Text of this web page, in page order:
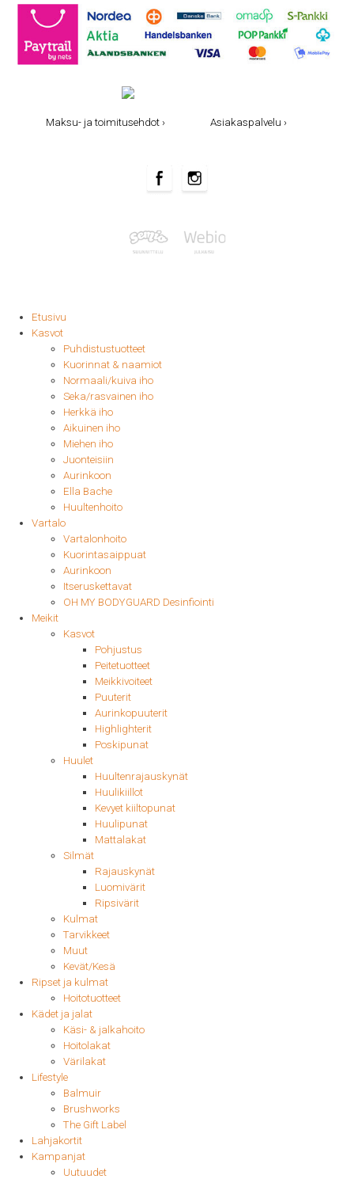
Maksu- ja toimitusehdot › Asiakaspalvelu ›
Etusivu
Kasvot
Puhdistustuotteet
Kuorinnat & naamiot
Normaali/kuiva iho
Seka/rasvainen iho
Herkkä iho
Aikuinen iho
Miehen iho
Juonteisiin
Aurinkoon
Ella Bache
Huultenhoito
Vartalo
Vartalonhoito
Kuorintasaippuat
Aurinkoon
Itseruskettavat
OH MY BODYGUARD Desinfiointi
Meikit
Kasvot
Pohjustus
Peitetuotteet
Meikkivoiteet
Puuterit
Aurinkopuuterit
Highlighterit
Poskipunat
Huulet
Huultenrajauskynät
Huulikiillot
Kevyet kiiltopunat
Huulipunat
Mattalakat
Silmät
Rajauskynät
Luomivärit
Ripsivärit
Kulmat
Tarvikkeet
Muut
Kevät/Kesä
Ripset ja kulmat
Hoitotuotteet
Kädet ja jalat
Käsi- & jalkahoito
Hoitolakat
Värilakat
Lifestyle
Balmuir
Brushworks
The Gift Label
Lahjakortit
Kampanjat
Uutuudet